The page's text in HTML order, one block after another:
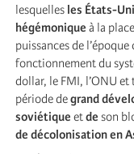
lesquelles les États-
hégémonique à la
puissances de
fonctionnement du
dollar, le FMI, l’ONU
période degrand
soviétique etde son
de décolonisation en